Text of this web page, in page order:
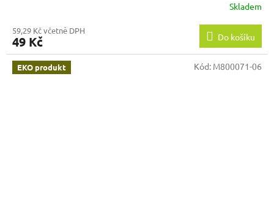
Skladem
59,29 Kč včetně DPH
49 Kč Do košíku
EKO produkt Kód: M800071-06